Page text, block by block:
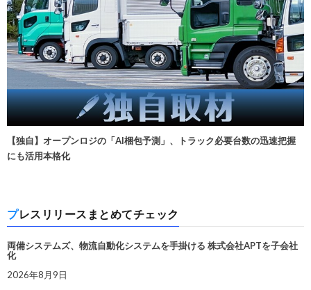
【独自】オープンロジの「AI梱包予測」、トラック必要台数の迅速把握
にも活用本格化
プレスリリースまとめてチェック
両備システムズ、物流自動化システムを手掛ける 株式会社APTを子会社
化
2026年8月9日